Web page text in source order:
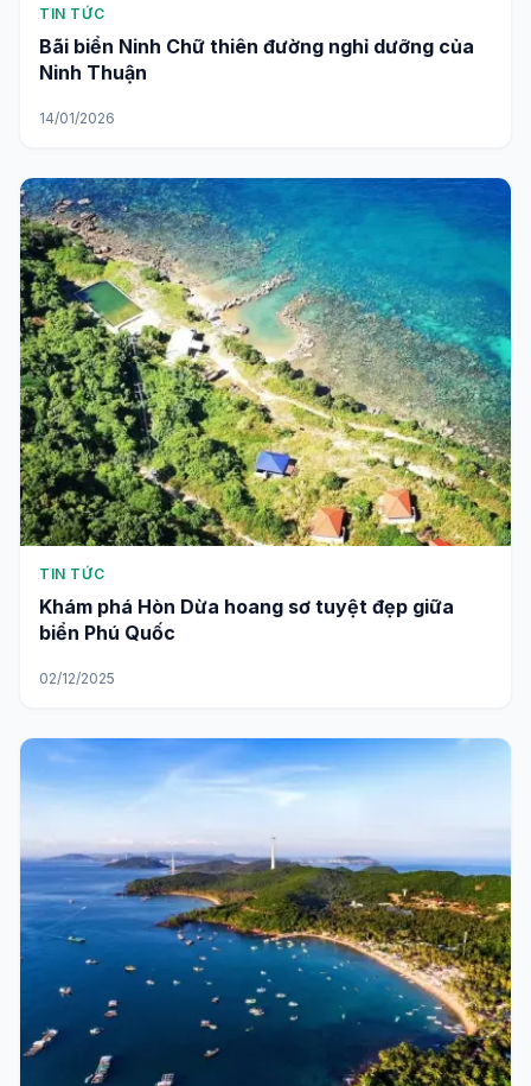
TIN TỨC
Bãi biển Ninh Chữ thiên đường nghỉ dưỡng của
Ninh Thuận
14/01/2026
TIN TỨC
Khám phá Hòn Dừa hoang sơ tuyệt đẹp giữa
biển Phú Quốc
02/12/2025